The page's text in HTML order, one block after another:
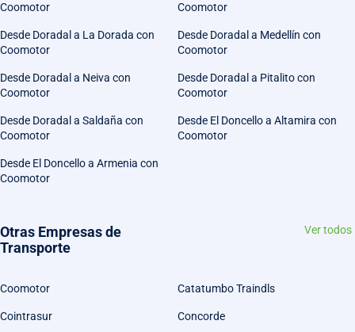
Coomotor
Coomotor
Desde Doradal a La Dorada con
Coomotor
Desde Doradal a Medellín con
Coomotor
Desde Doradal a Neiva con
Coomotor
Desde Doradal a Pitalito con
Coomotor
Desde Doradal a Saldaña con
Coomotor
Desde El Doncello a Altamira con
Coomotor
Desde El Doncello a Armenia con
Coomotor
Otras Empresas de
Transporte
Ver todos
Coomotor Catatumbo Traindls
Cointrasur Concorde